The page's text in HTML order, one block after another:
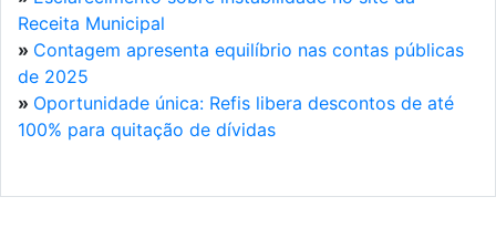
Receita Municipal
» Contagem apresenta equilíbrio nas contas públicas
de 2025
» Oportunidade única: Refis libera descontos de até
100% para quitação de dívidas